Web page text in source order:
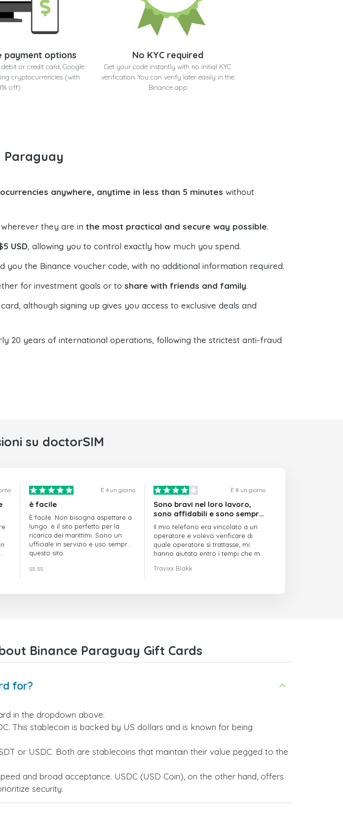
payment options
or credit card, Google
cryptocurrencies (with
off)
No KYC required
Get your code instantly with no initial KYC
verification. You can verify later easily in the
Binance app
anywhere, anytime in less than 5 minutes without
they are in the most practical and secure way possible.
USD, allowing you to control exactly how much you spend.
you the Binance voucher code, with no additional information required.
for investment goals or to share with friends and family.
although signing up gives you access to exclusive deals and
20 years of international operations, following the strictest anti-fraud
su doctorSIM
È 4 un giorno
è facile
È facile. Non bisogna aspettare a
lungo: è il sito perfetto per la
ricarica dei marittimi. Sono un
ufficiale in servizio e uso sempre
questo sito.
ss ss
È 8 un giorno
Sono bravi nel loro lavoro,
sono affidabili e sono sempre
puntuali
Il mio telefono era vincolato a un
operatore e volevo verificare di
quale operatore si trattasse; mi
hanno aiutato entro i tempi che mi
Travixx Blakk
Binance Paraguay Gift Cards
for?
in the dropdown above.
This stablecoin is backed by US dollars and is known for being
or USDC. Both are stablecoins that maintain their value pegged to the
and broad acceptance. USDC (USD Coin), on the other hand, offers
security.